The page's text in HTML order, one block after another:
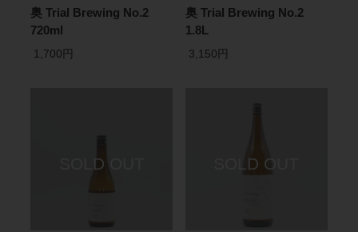
奥 Trial Brewing No.2
720ml
1,700円
奥 Trial Brewing No.2
1.8L
3,150円